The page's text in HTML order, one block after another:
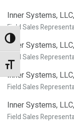
Alternar alto contraste
Alternar tamaño de letra
Inner Systems,
Field Sales
Inner Systems,
Field Sales
Inner Systems,
Field Sales
Inner Systems,
Field Sales